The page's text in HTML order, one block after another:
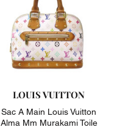
LOUIS VUITTON
Sac A Main Louis Vuitton
Alma Mm Murakami Toile